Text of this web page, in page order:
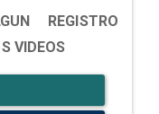
REGISTRO
VIDEOS